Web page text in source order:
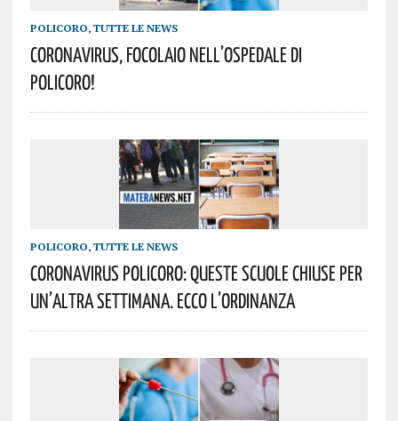
POLICORO, TUTTE LE NEWS
Coronavirus, Focolaio Nell’ospedale Di
Policoro!
POLICORO, TUTTE LE NEWS
Coronavirus Policoro: Queste Scuole Chiuse Per
Un’altra Settimana. Ecco L’Ordinanza